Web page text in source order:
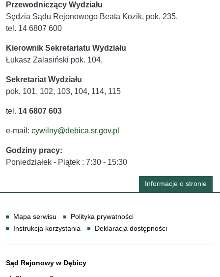
Przewodniczący Wydziału
Sędzia Sądu Rejonowego Beata Kozik, pok. 235,
tel. 14 6807 600
Kierownik Sekretariatu Wydziału
Łukasz Zalasiński pok. 104,
Sekretariat Wydziału
pok. 101, 102, 103, 104, 114, 115
tel. 14 6807 603
e-mail: cywilny@debica.sr.gov.pl
Godziny pracy:
Poniedziałek - Piątek : 7:30 - 15:30
Informacje o stronie
Mapa serwisu
Polityka prywatności
Instrukcja korzystania
Deklaracja dostępności
Dane teleadresowe
Sąd Rejonowy w Dębicy